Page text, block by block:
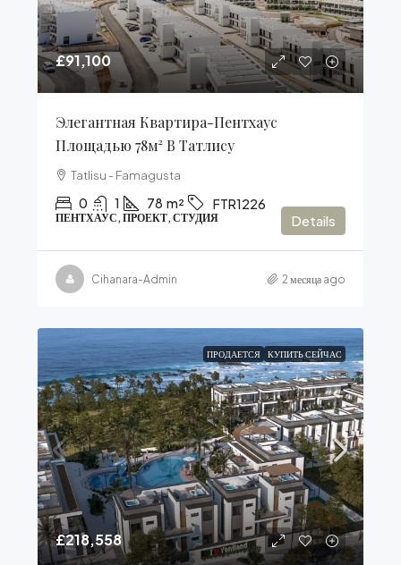
£91,100
Элегантная Квартира-Пентхаус
Площадью 78м² В Татлису
Tatlisu - Famagusta
0 1 78 m² FTR1226
ПЕНТХАУС, ПРОЕКТ, СТУДИЯ Details
Cihanara-Admin 2 месяца ago
ПРОДАЕТСЯ КУПИТЬ СЕЙЧАС
£218,558